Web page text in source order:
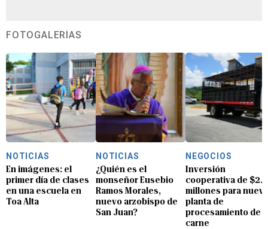
FOTOGALERÍAS
NOTICIAS
En imágenes: el
primer día de clases
en una escuela en
Toa Alta
NOTICIAS
¿Quién es el
monseñor Eusebio
Ramos Morales,
nuevo arzobispo de
San Juan?
NEGOCIOS
Inversión
cooperativa de $2.8
millones para nueva
planta de
procesamiento de
carne